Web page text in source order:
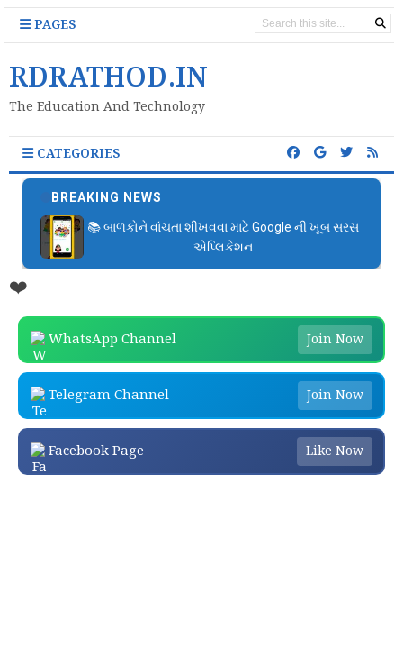
PAGES
RDRATHOD.IN
The Education And Technology
CATEGORIES
BREAKING NEWS
📚 બાળકોને વાંચતા શીખવવા માટે Google ની ખૂબ સરસ
એપ્લિકેશન
❤️
WhatsApp Channel Join Now
Telegram Channel Join Now
Facebook Page Like Now